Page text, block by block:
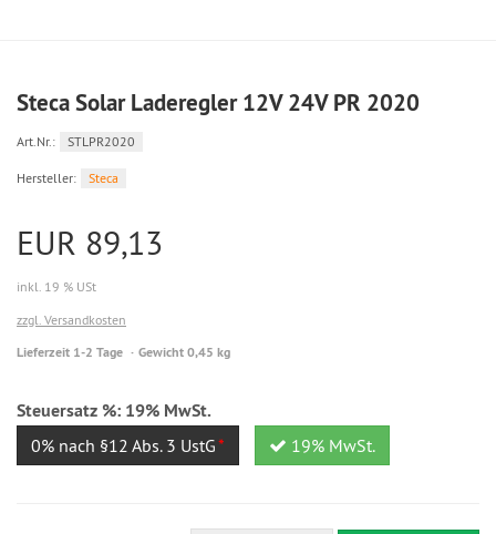
Steca Solar Laderegler 12V 24V PR 2020
Art.Nr.: STLPR2020
Hersteller: Steca
EUR 89,13
inkl. 19 % USt
zzgl. Versandkosten
Lieferzeit 1-2 Tage Gewicht 0,45 kg
Steuersatz %: 19% MwSt.
0% nach §12 Abs. 3 UstG* 19% MwSt.